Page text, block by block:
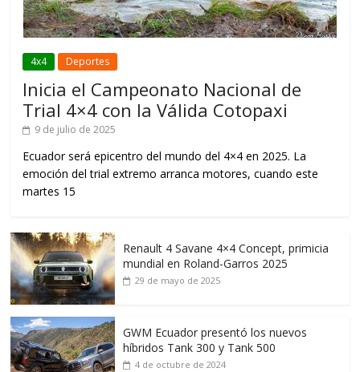
4x4 Deportes
Inicia el Campeonato Nacional de
Trial 4×4 con la Válida Cotopaxi
9 de julio de 2025
Ecuador será epicentro del mundo del 4×4 en 2025. La
emoción del trial extremo arranca motores, cuando este
martes 15
Renault 4 Savane 4×4 Concept, primicia
mundial en Roland-Garros 2025
29 de mayo de 2025
GWM Ecuador presentó los nuevos
híbridos Tank 300 y Tank 500
4 de octubre de 2024